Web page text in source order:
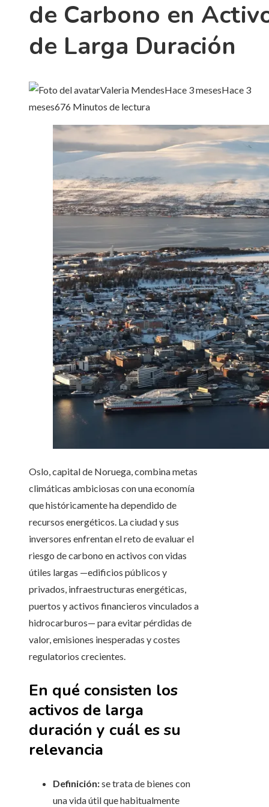
de Carbono en
de Larga Duración
Valeria MendesHace 3 mesesHace 3
meses676 Minutos de lectura
Oslo, capital de Noruega, combina metas
climáticas ambiciosas con una economía
que históricamente ha dependido de
recursos energéticos. La ciudad y sus
inversores enfrentan el reto de evaluar el
riesgo de carbono en activos con vidas
útiles largas —edificios públicos y
privados, infraestructuras energéticas,
puertos y activos financieros vinculados a
hidrocarburos— para evitar pérdidas de
valor, emisiones inesperadas y costes
regulatorios crecientes.
En qué consisten los
activos de larga
duración y cuál es su
relevancia
Definición:se trata de bienes con
una vida útil que habitualmente